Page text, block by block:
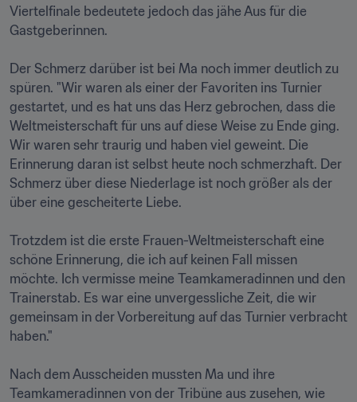
Viertelfinale bedeutete jedoch das jähe Aus für die
Gastgeberinnen.
Der Schmerz darüber ist bei Ma noch immer deutlich zu
spüren. "Wir waren als einer der Favoriten ins Turnier
gestartet, und es hat uns das Herz gebrochen, dass die
Weltmeisterschaft für uns auf diese Weise zu Ende ging.
Wir waren sehr traurig und haben viel geweint. Die
Erinnerung daran ist selbst heute noch schmerzhaft. Der
Schmerz über diese Niederlage ist noch größer als der
über eine gescheiterte Liebe.
Trotzdem ist die erste Frauen-Weltmeisterschaft eine
schöne Erinnerung, die ich auf keinen Fall missen
möchte. Ich vermisse meine Teamkameradinnen und den
Trainerstab. Es war eine unvergessliche Zeit, die wir
gemeinsam in der Vorbereitung auf das Turnier verbracht
haben."
Nach dem Ausscheiden mussten Ma und ihre
Teamkameradinnen von der Tribüne aus zusehen, wie